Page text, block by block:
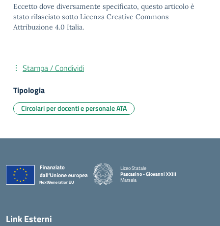
Eccetto dove diversamente specificato, questo articolo è
stato rilasciato sotto Licenza Creative Commons
Attribuzione 4.0 Italia.
Stampa / Condividi
Tipologia
Circolari per docenti e personale ATA
Liceo Statale
Pascasino - Giovanni XXIII
Marsala
Link Esterni